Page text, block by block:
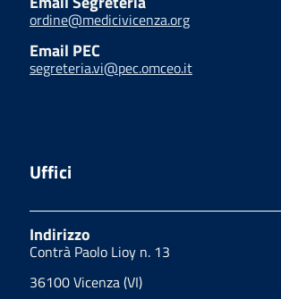
ordine@medicivicenza.org
Email PEC
segreteria.vi@pec.omceo.it
Uffici
Indirizzo
Contrà Paolo Lioy n. 13
36100 Vicenza (VI)